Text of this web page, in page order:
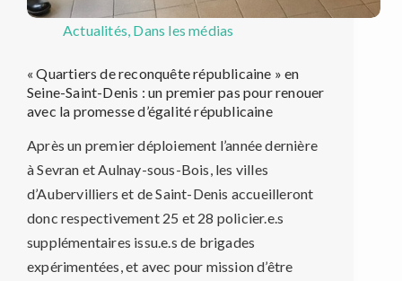
Actualités Dans les médias
« Quartiers de reconquête républicaine » en
Seine-Saint-Denis : un premier pas pour renouer
avec la promesse d’égalité républicaine
Après un premier déploiement l’année dernière
à Sevran et Aulnay-sous-Bois, les villes
d’Aubervilliers et de Saint-Denis accueilleront
donc respectivement 25 et 28 policier.e.s
supplémentaires issu.e.s de brigades
expérimentées, et avec pour mission d’être